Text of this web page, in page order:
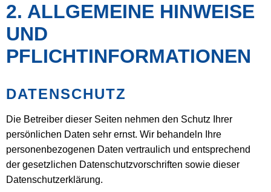
2. ALLGEMEINE HINWEISE
UND
PFLICHTINFORMATIONEN
DATENSCHUTZ
Die Betreiber dieser Seiten nehmen den Schutz Ihrer
persönlichen Daten sehr ernst. Wir behandeln Ihre
personenbezogenen Daten vertraulich und entsprechend
der gesetzlichen Datenschutzvorschriften sowie dieser
Datenschutzerklärung.